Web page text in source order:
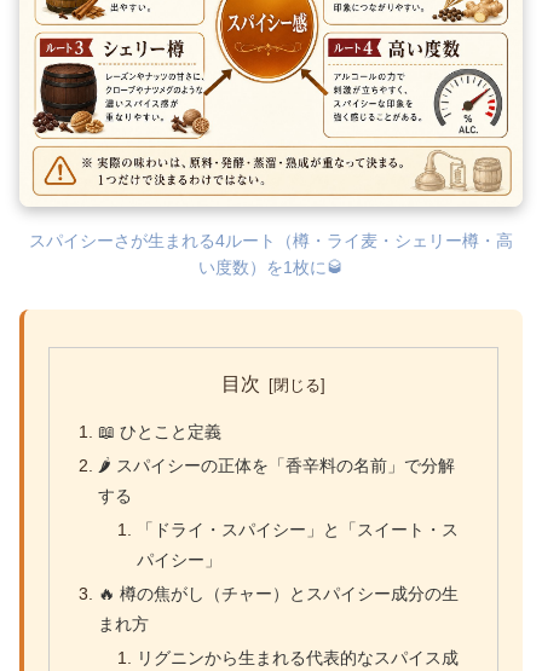
スパイシーさが生まれる4ルート（樽・ライ麦・シェリー樽・高
い度数）を1枚に🥃
目次
📖 ひとこと定義
🌶 スパイシーの正体を「香辛料の名前」で分解
する
「ドライ・スパイシー」と「スイート・ス
パイシー」
🔥 樽の焦がし（チャー）とスパイシー成分の生
まれ方
リグニンから生まれる代表的なスパイス成